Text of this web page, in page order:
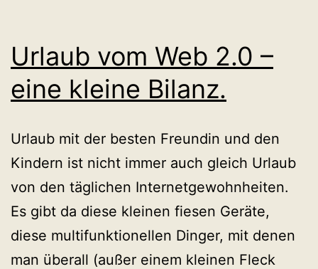
Urlaub vom Web 2.0 –
eine kleine Bilanz.
Urlaub mit der besten Freundin und den
Kindern ist nicht immer auch gleich Urlaub
von den täglichen Internetgewohnheiten.
Es gibt da diese kleinen fiesen Geräte,
diese multifunktionellen Dinger, mit denen
man überall (außer einem kleinen Fleck